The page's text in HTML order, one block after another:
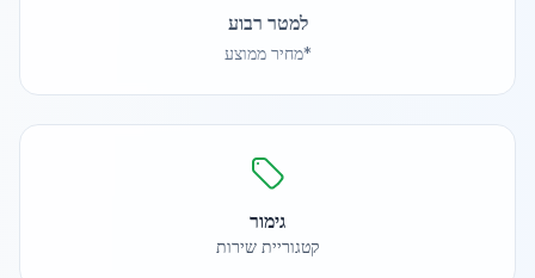
למטר רבוע
*מחיר ממוצע
גימור
קטגוריית שירות